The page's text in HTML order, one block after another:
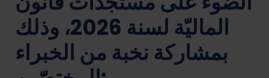
الماليّة لسنة 2026، وذلك
بمشاركة نخبة من الخبراء